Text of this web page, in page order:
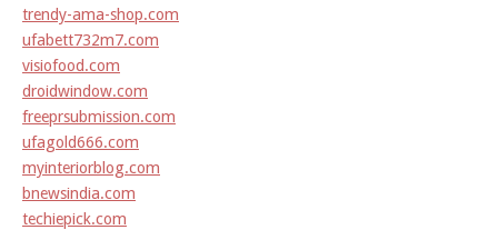
trendy-ama-shop.com
ufabett732m7.com
visiofood.com
droidwindow.com
freeprsubmission.com
ufagold666.com
myinteriorblog.com
bnewsindia.com
techiepick.com